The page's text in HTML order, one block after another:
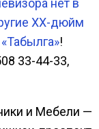
XX-дюйм
!
33-44-33,
и Мебели —